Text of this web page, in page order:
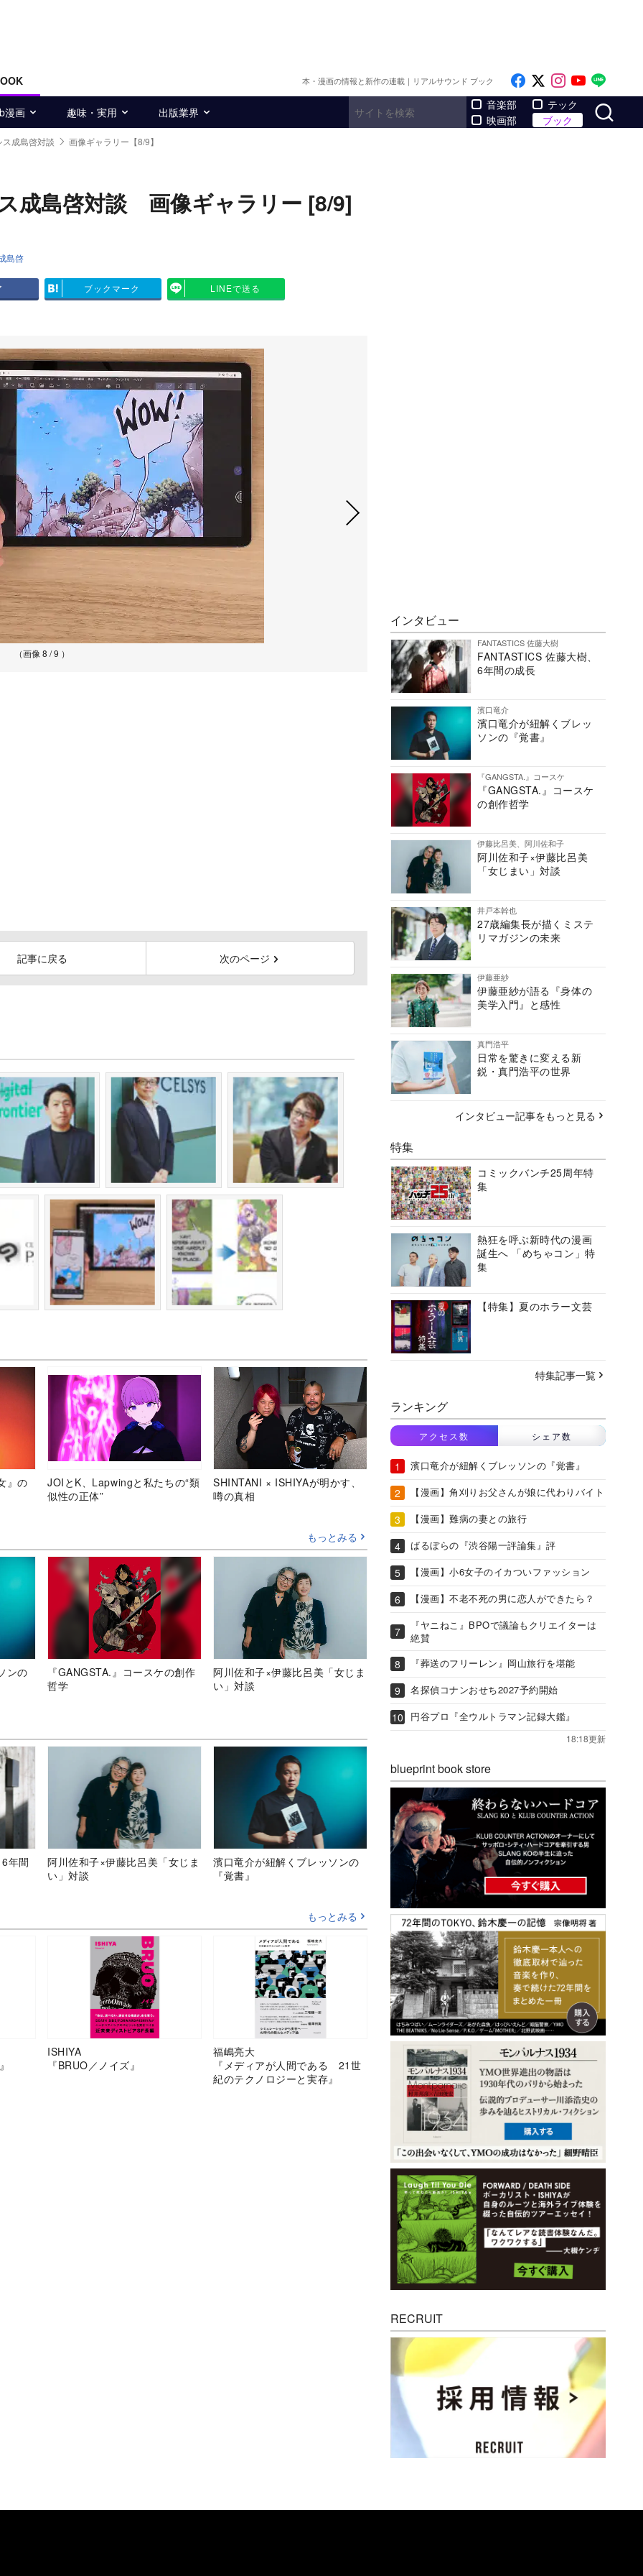
本・漫画の情報と新作の連載｜リアルサウンド ブック Like on Facebook
Follow on x
Follow on
Follow
漫画 趣味・実用 出版業界
音楽部
映画部
テック
ブック
成島啓対談 画像ギャラリー【8/9】
成島啓対談 画像ギャラリー [8/9]
島啓
ブックマーク LINEで送る
（画像 8 / 9 ）
記事に戻る 次のページ
』の
JOIとK、Lapwingと私たちの“類
似性の正体”
SHINTANI × ISHIYAが明かす、
噂の真相
もっとみる
ンの
『GANGSTA.』コースケの創作
哲学
阿川佐和子×伊藤比呂美「女じま
い」対談
年間
阿川佐和子×伊藤比呂美「女じま
い」対談
濱口竜介が紐解くブレッソンの
『覚書』
もっとみる
ISHIYA
『BRUO／ノイズ』
福嶋亮大
『メディアが人間である 21世
紀のテクノロジーと実存』
インタビュー
FANTASTICS 佐藤大樹
FANTASTICS 佐藤大樹、
6年間の成長
濱口竜介
濱口竜介が紐解くブレッ
ソンの『覚書』
『GANGSTA.』コースケ
『GANGSTA.』コースケ
の創作哲学
伊藤比呂美、阿川佐和子
阿川佐和子×伊藤比呂美
「女じまい」対談
井戸本幹也
27歳編集長が描くミステ
リマガジンの未来
伊藤亜紗
伊藤亜紗が語る『身体の
美学入門』と感性
真門浩平
日常を驚きに変える新
鋭・真門浩平の世界
インタビュー記事をもっと見る
特集
コミックバンチ25周年特
集
熱狂を呼ぶ新時代の漫画
誕生へ 「めちゃコン」特
集
【特集】夏のホラー文芸
特集記事一覧
ランキング
アクセス数 シェア数
濱口竜介が紐解くブレッソンの『覚書』
【漫画】角刈りお父さんが娘に代わりバイト
【漫画】難病の妻との旅行
ばるぼらの『渋谷陽一評論集』評
【漫画】小6女子のイカついファッション
【漫画】不老不死の男に恋人ができたら？
『ヤニねこ』BPOで議論もクリエイターは
絶賛
『葬送のフリーレン』岡山旅行を堪能
名探偵コナンおせち2027予約開始
円谷プロ『全ウルトラマン記録大鑑』
18:18更新
blueprint book store
RECRUIT